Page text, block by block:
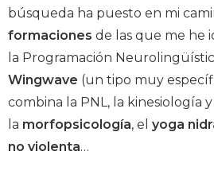
búsqueda ha puesto en mi
formaciones de las que me he
la Programación
Wingwave (un tipo muy
combina la PNL, la kinesiología y
la morfopsicología, el yoga
no violenta…